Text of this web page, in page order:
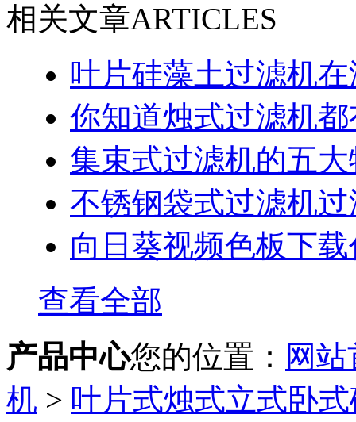
相关文章ARTICLES
叶片硅藻土过滤机
你知道烛式过滤机都有
集束式过滤机的五
不锈钢袋式过滤机过
向日葵视频色板下
查看全部
产品中心您的位置： 网
机 > 叶片式烛式立式卧